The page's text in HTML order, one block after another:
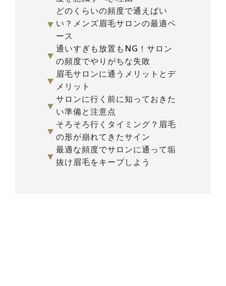
▼
どのくらいの頻度で通えばい
い？メンズ眉毛サロンの最適ペ
ース
▼
通いすぎも放置もNG！サロン
の頻度でやりがちな失敗
▼
眉毛サロンに通うメリットとデ
メリット
▼
サロンに行く前に知っておきた
い準備と注意点
▼
そろそろ行くタイミング？眉毛
の形が崩れてきたサイン
▼
最適な頻度でサロンに通って垢
抜け眉毛をキープしよう